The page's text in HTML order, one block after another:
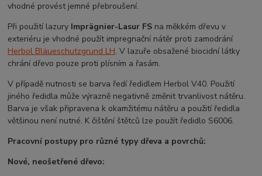
vhodné provést jemné přebroušení.
Při použití lazury Imprägnier-Lasur FS na měkkém dřevu v
exteriéru je vhodné použít impregnační nátěr proti zamodrání
Herbol Bläueschutzgrund LH. V lazuře obsažené biocidní látky
chrání dřevo pouze proti plísním a řasám.
V případě nutnosti se barva ředí ředidlem Herbol V40. Použití
jiného ředidla může výrazně negativně změnit trvanlivost nátěru.
Barva je však připravena k okamžitému nátěru a použití ředidla
většinou není nutné. K čištění štětců lze použít ředidlo S6006.
Pracovní postupy pro různé typy dřeva a povrchů:
Nové, neošetřené dřevo: